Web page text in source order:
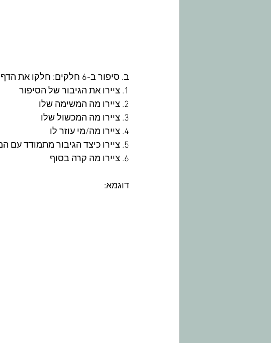
ב. סיפור ב-6 חלקים: חלקו את הדף לשישה חלקים מבלי לחתוך. בכל חלק תתואר תמונה אחת.
1. ציירו את הגיבור של הסיפור
2. ציירו מה המשימה שלו
3. ציירו מה המכשול שלו
4. ציירו מה/מי עוזר לו
5. ציירו כיצד הגיבור מתמודד עם המכשול
6. ציירו מה קרה בסוף
דוגמא: